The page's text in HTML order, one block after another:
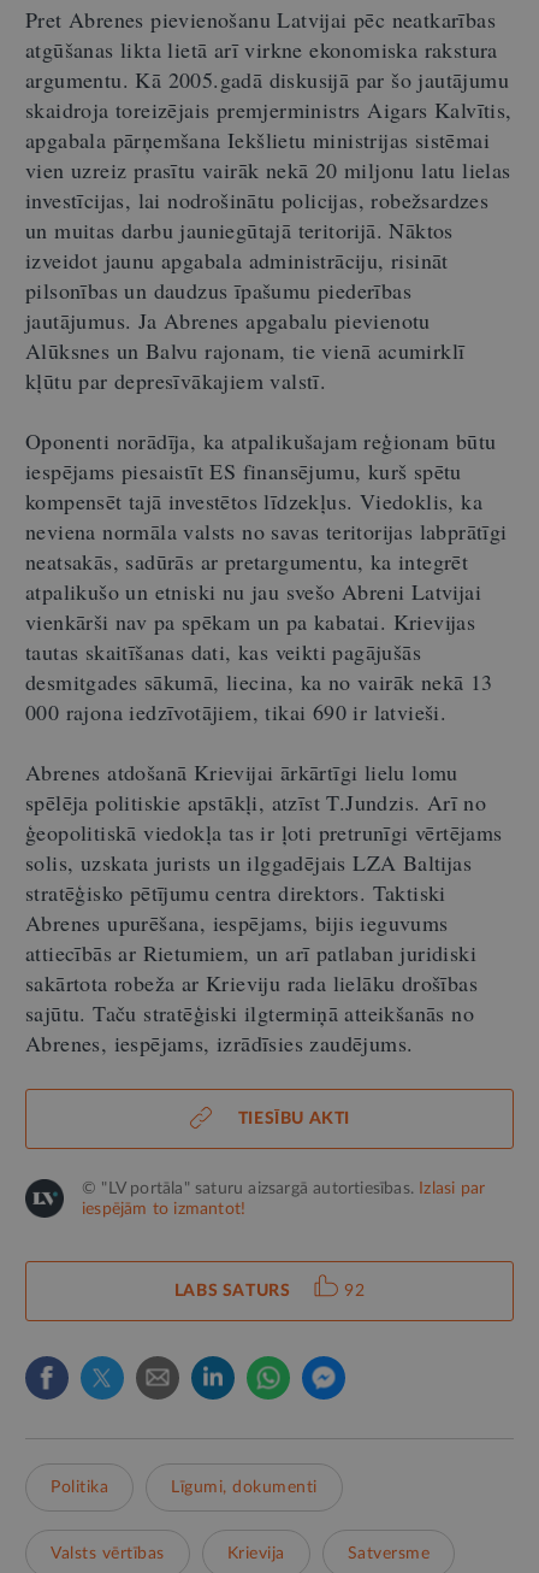
Pret Abrenes pievienošanu Latvijai pēc neatkarības
atgūšanas likta lietā arī virkne ekonomiska rakstura
argumentu. Kā 2005.gadā diskusijā par šo jautājumu
skaidroja toreizējais premjerministrs Aigars Kalvītis,
apgabala pārņemšana Iekšlietu ministrijas sistēmai
vien uzreiz prasītu vairāk nekā 20 miljonu latu lielas
investīcijas, lai nodrošinātu policijas, robežsardzes
un muitas darbu jauniegūtajā teritorijā. Nāktos
izveidot jaunu apgabala administrāciju, risināt
pilsonības un daudzus īpašumu piederības
jautājumus. Ja Abrenes apgabalu pievienotu
Alūksnes un Balvu rajonam, tie vienā acumirklī
kļūtu par depresīvākajiem valstī.
Oponenti norādīja, ka atpalikušajam reģionam būtu
iespējams piesaistīt ES finansējumu, kurš spētu
kompensēt tajā investētos līdzekļus. Viedoklis, ka
neviena normāla valsts no savas teritorijas labprātīgi
neatsakās, sadūrās ar pretargumentu, ka integrēt
atpalikušo un etniski nu jau svešo Abreni Latvijai
vienkārši nav pa spēkam un pa kabatai. Krievijas
tautas skaitīšanas dati, kas veikti pagājušās
desmitgades sākumā, liecina, ka no vairāk nekā 13
000 rajona iedzīvotājiem, tikai 690 ir latvieši.
Abrenes atdošanā Krievijai ārkārtīgi lielu lomu
spēlēja politiskie apstākļi, atzīst T.Jundzis. Arī no
ģeopolitiskā viedokļa tas ir ļoti pretrunīgi vērtējams
solis, uzskata jurists un ilggadējais LZA Baltijas
stratēģisko pētījumu centra direktors. Taktiski
Abrenes upurēšana, iespējams, bijis ieguvums
attiecībās ar Rietumiem, un arī patlaban juridiski
sakārtota robeža ar Krieviju rada lielāku drošības
sajūtu. Taču stratēģiski ilgtermiņā atteikšanās no
Abrenes, iespējams, izrādīsies zaudējums.
TIESĪBU AKTI
© "LV portāla" saturu aizsargā autortiesības.
Izlasi par
iespējām to izmantot!
LABS SATURS 92
Politika Līgumi, dokumenti
Valsts vērtības Krievija Satversme